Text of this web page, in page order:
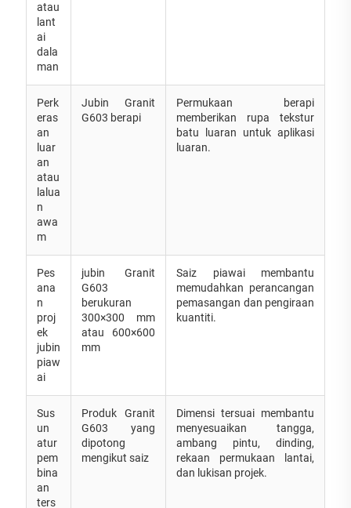
atau
lant
ai
dala
man
Perk
eras
an
luar
an
atau
lalua
n
awa
m
Jubin Granit
G603 berapi
Permukaan berapi
memberikan rupa tekstur
batu luaran untuk aplikasi
luaran.
Pes
ana
n
proj
ek
jubin
piaw
ai
jubin Granit
G603
berukuran
300×300 mm
atau 600×600
mm
Saiz piawai membantu
memudahkan perancangan
pemasangan dan pengiraan
kuantiti.
Sus
un
atur
pem
bina
an
ters
Produk Granit
G603 yang
dipotong
mengikut saiz
Dimensi tersuai membantu
menyesuaikan tangga,
ambang pintu, dinding,
rekaan permukaan lantai,
dan lukisan projek.